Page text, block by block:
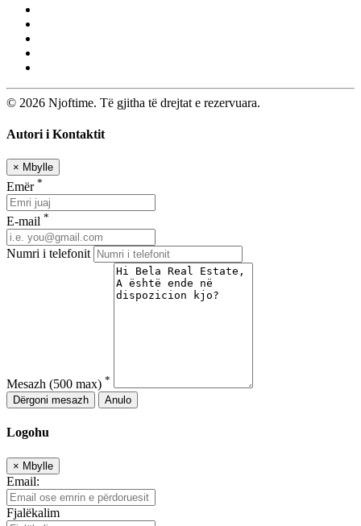
© 2026 Njoftime. Të gjitha të drejtat e rezervuara.
Autori i Kontaktit
× Mbylle
Emër *
E-mail *
Numri i telefonit
Mesazh (500 max) *
Dërgoni mesazh
Anulo
Logohu
× Mbylle
Email:
Fjalëkalim